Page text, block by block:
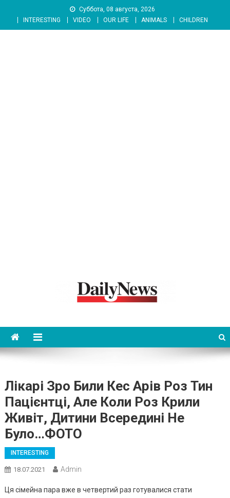
content
Суббота, 08 августа, 2026
INTERESTING
VIDEO OUR LIFE ANIMALS CHILDREN
Лікарі Зpо Били Кес Арів Роз Тин
Пацієнтці, Але Коли Роз Крили
Живіт, Дитини Всередині Не
Було…ФОТО
INTERESTING
18.07.2021 Admin
Ця сімейна пара вже в четвертий раз готувалися стати